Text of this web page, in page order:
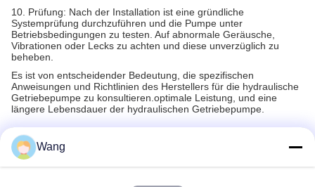
10. Prüfung: Nach der Installation ist eine gründliche
Systemprüfung durchzuführen und die Pumpe unter
Betriebsbedingungen zu testen. Auf abnormale Geräusche,
Vibrationen oder Lecks zu achten und diese unverzüglich zu
beheben.
Es ist von entscheidender Bedeutung, die spezifischen
Anweisungen und Richtlinien des Herstellers für die hydraulische
Getriebepumpe zu konsultieren.optimale Leistung, und eine
längere Lebensdauer der hydraulischen Getriebepumpe.
Recommended Products
Wang